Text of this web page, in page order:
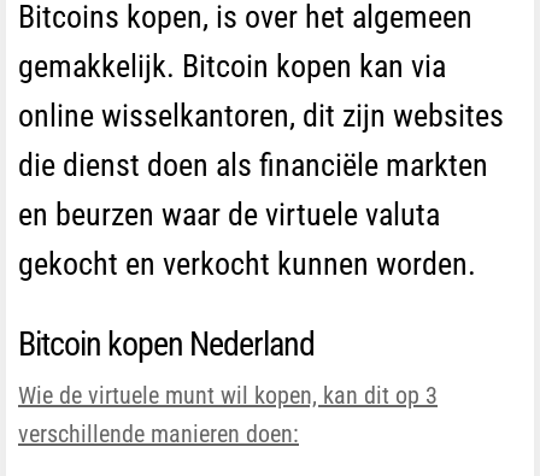
Bitcoins kopen, is over het algemeen
gemakkelijk. Bitcoin kopen kan via
online wisselkantoren, dit zijn websites
die dienst doen als financiële markten
en beurzen waar de virtuele valuta
gekocht en verkocht kunnen worden.
Bitcoin kopen Nederland
Wie de virtuele munt wil kopen, kan dit op 3
verschillende manieren doen: